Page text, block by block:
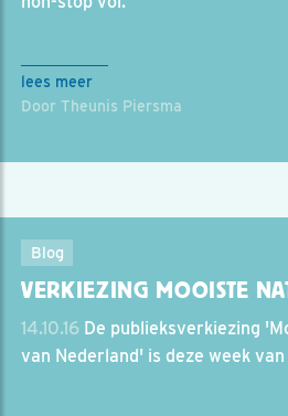
lees meer
Door Theunis Piersma
Blog
VERKIEZING MOOISTE
14.10.16 De publieksverkiezing
van Nederland' is deze week